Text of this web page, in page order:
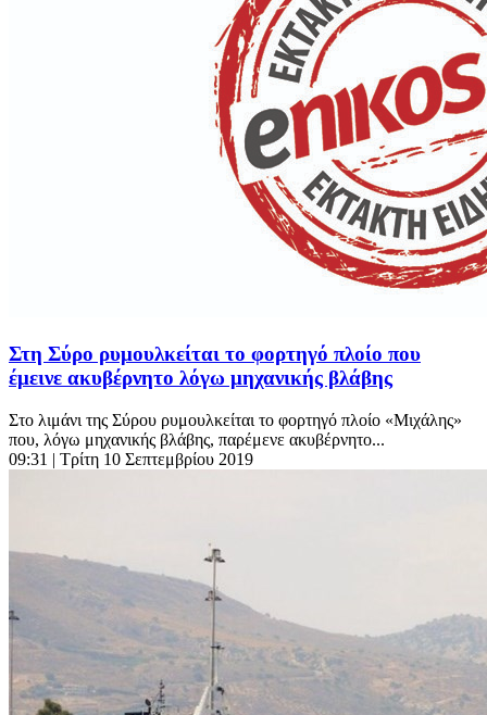
Στη Σύρο ρυμουλκείται το φορτηγό πλοίο που
έμεινε ακυβέρνητο λόγω μηχανικής βλάβης
Στο λιμάνι της Σύρου ρυμουλκείται το φορτηγό πλοίο «Μιχάλης»
που, λόγω μηχανικής βλάβης, παρέμενε ακυβέρνητο...
09:31 | Τρίτη 10 Σεπτεμβρίου 2019